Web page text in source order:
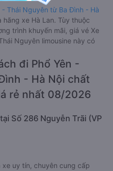
- Thái Nguyên từ Ba Đình - Hà
xe Hà Lan. Tùy thuộc
trình khuyến mãi, giá vé Xe
Nguyên limousine này có
đi Phổ Yên -
- Hà Nội chất
rẻ nhất 08/2026
Số 286 Nguyễn Trãi (VP
xe uy tín, chuyên cung cấp